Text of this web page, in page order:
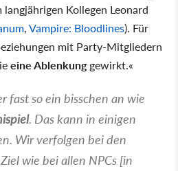
Kollegen Leonard
,Vampire: Bloodlines). Für
mit Party-Mitgliedern
eine Ablenkunggewirkt.«
fast so ein bisschen an wie
. Das kann in einigen
Wir verfolgen bei den
wie bei allen NPCs [in